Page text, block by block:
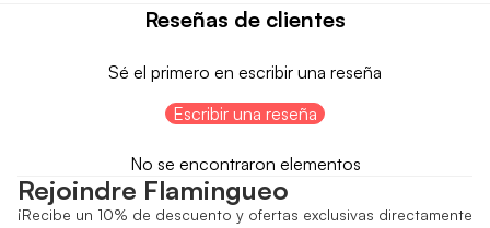
Reseñas de clientes
Sé el primero en escribir una reseña
Escribir una reseña
No se encontraron elementos
Rejoindre Flamingueo
¡Recibe un 10% de descuento y ofertas exclusivas directamente